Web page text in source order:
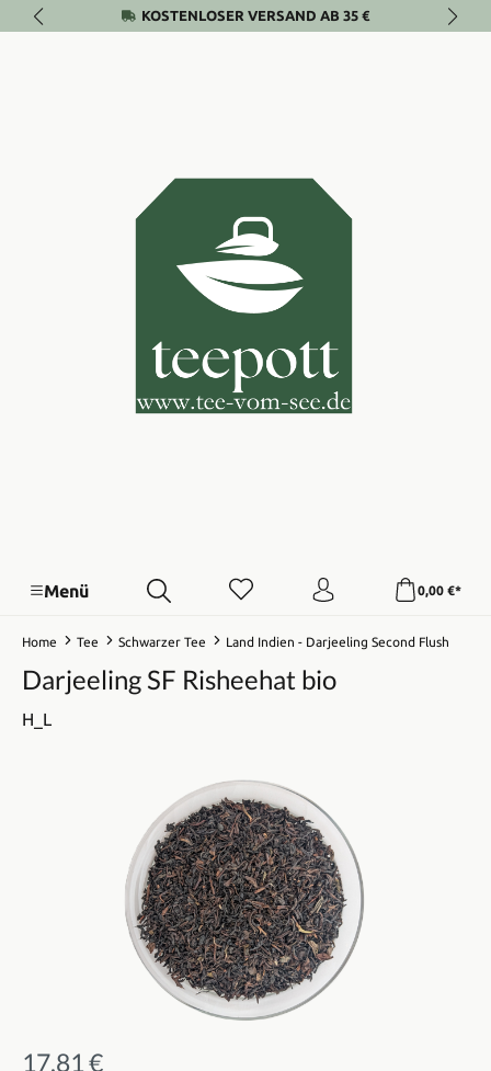
Zum Hauptinhalt springenKOSTENLOSER VERSAND AB 35 €
Menü 0,00 €*
Home Tee Schwarzer Tee Land Indien - Darjeeling Second Flush
Darjeeling SF Risheehat bio
H_L
Bildergalerie überspringen
17,81 €